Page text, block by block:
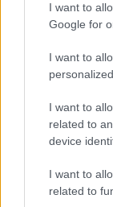
I want to
Google for
I want to
I want to
related to
device
I want to
related to